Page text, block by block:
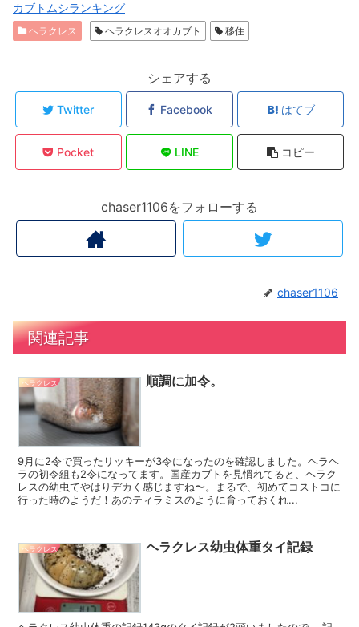
カブトムシランキング
ヘラクレス ヘラクレスオオカブト 移住
シェアする
Twitter Facebook はてブ
Pocket LINE コピー
chaser1106をフォローする
chaser1106
関連記事
ヘラクレス 順調に加令。
9月に2令で買ったリッキーが3令になったのを確認しました。ヘラヘ
ラの初令組も2令になってます。国産カブトを見慣れてると、ヘラク
レスの幼虫てやはりデカく感じますね〜。まるで、初めてコストコに
行った時のようだ！あのティラミスのように育っておくれ...
ヘラクレス ヘラクレス幼虫体重タイ記録